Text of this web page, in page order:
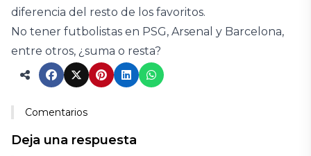
diferencia del resto de los favoritos.
No tener futbolistas en PSG, Arsenal y Barcelona,
entre otros, ¿suma o resta?
Comentarios
Deja una respuesta